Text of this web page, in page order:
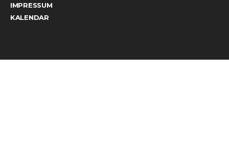
IMPRESSUM
KALENDAR